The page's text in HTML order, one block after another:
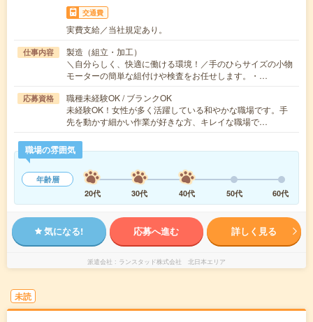
交通費
実費支給／当社規定あり。
仕事内容
製造（組立・加工）
＼自分らしく、快適に働ける環境！／手のひらサイズの小物
モーターの簡単な組付けや検査をお任せします。・…
応募資格
職種未経験OK / ブランクOK
未経験OK！女性が多く活躍している和やかな職場です。手
先を動かす細かい作業が好きな方、キレイな職場で…
職場の雰囲気
年齢層
20代
30代 40代 50代 60代
気になる! 応募へ進む 詳しく見る
派遣会社 ランスタッド株式会社 北日本エリア
未読